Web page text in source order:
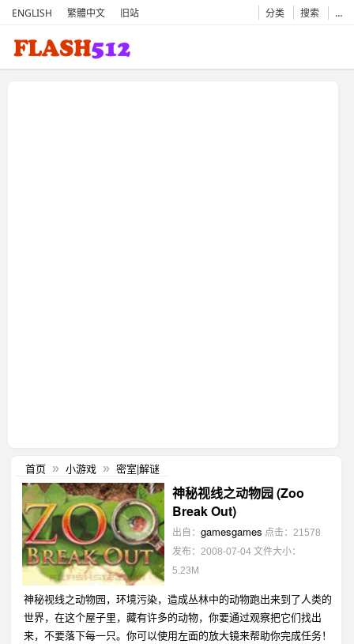
ENGLISH 繁體中文 旧站 分类 搜索 …
首页 » 小游戏 » 密室|解谜
神秘视线之动物园 (Zoo
Break Out)
出自： gamesgames 点击：21578
发布：2008-07-04 文件大小：
5.23M
神秘视线之动物园，环境污染，造成丛林中的动物跑出来到了人类的
世界，在这个屋子里，藏有许多的动物，你要通过观察把它们找出
来，不要落下每一只。你可以使用左面的放大镜来帮助你完成任务！